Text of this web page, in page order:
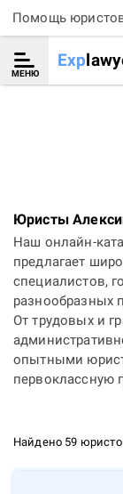
Помощь
МЕНЮ
Exp
Юристы
Наш онлайн-
предлагает
специалистов,
разнообразных
От трудовых и
опытными
первоклассную
Найдено 59